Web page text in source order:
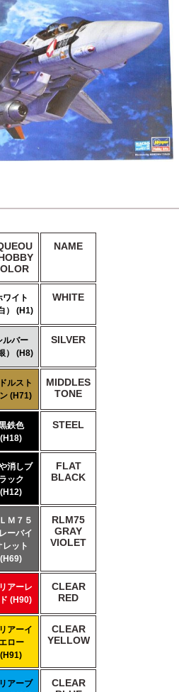
NAME
ワイト
） (H1)
WHITE
ルバー
） (H8)
SILVER
ルスト
(H71)
MIDDLES
TONE
鉄色
(H18)
STEEL
消しブ
ラック
(H12)
FLAT
BLACK
Ｍ７５
ーバイ
レット
(H69)
RLM75
GRAY
VIOLET
アーレ
(H90)
CLEAR
RED
アーイ
ロー
(H91)
CLEAR
YELLOW
アーブ
CLEAR